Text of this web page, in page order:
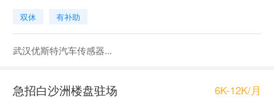
双休 有补助
武汉优斯特汽车传感器...
急招白沙洲楼盘驻场 6K-12K/月